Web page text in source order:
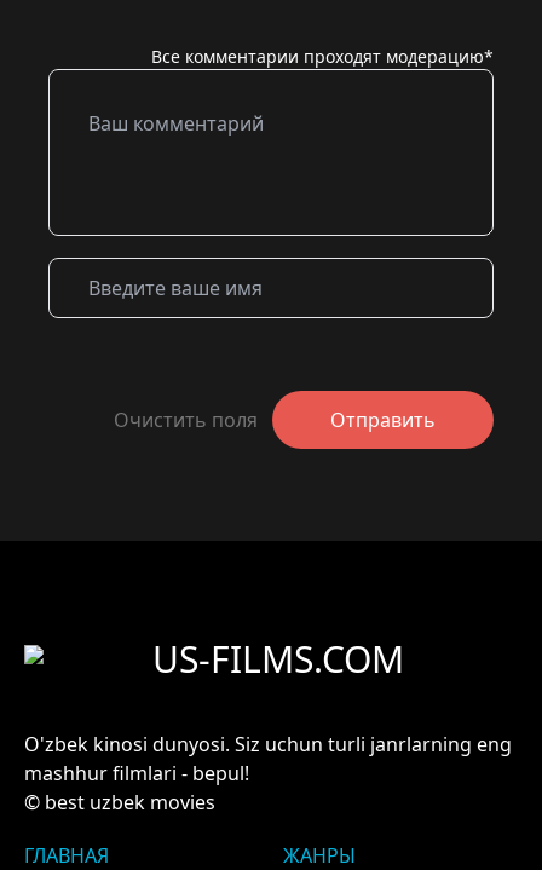
Все комментарии проходят модерацию*
Очистить поля Отправить
US-FILMS.COM
O'zbek kinosi dunyosi. Siz uchun turli janrlarning eng
mashhur filmlari - bepul!
© best uzbek movies
ГЛАВНАЯ
ЖАНРЫ